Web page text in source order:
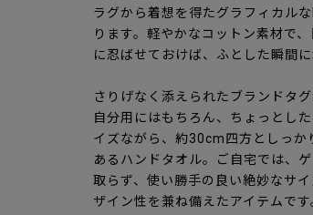
ラグから着想を得たグラフィカル
ります。軽やかなコットン素材で
に忍ばせておけば、ふとした瞬間
さりげなく添えられたブランドタ
自分用にはもちろん、ちょっとし
イズながら、約30cm四方としっか
あるハンドタオル。ご自宅では、
取らず、使い勝手の良い絶妙なサ
ザイン性を兼ね備えたアイテムです